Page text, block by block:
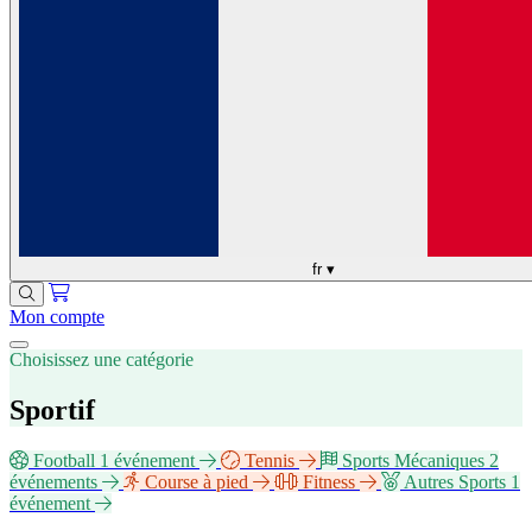
fr ▾
Mon compte
Choisissez une catégorie
Sportif
Football 1 événement Tennis Sports Mécaniques 2
événements
Course à pied Fitness Autres Sports 1
événement